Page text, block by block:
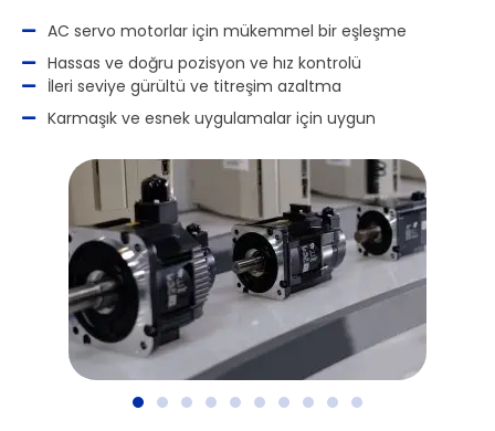
AC servo motorlar için mükemmel bir eşleşme
Hassas ve doğru pozisyon ve hız kontrolü
İleri seviye gürültü ve titreşim azaltma
Karmaşık ve esnek uygulamalar için uygun